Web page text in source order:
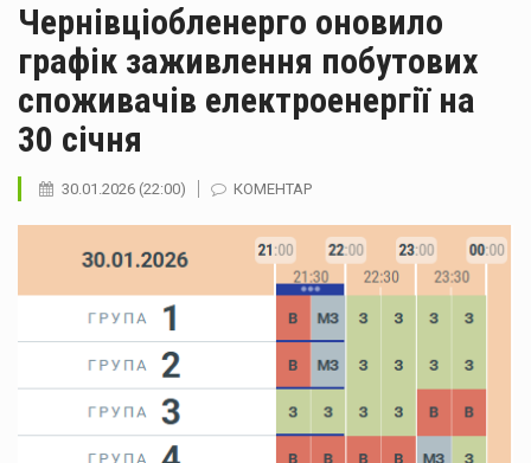
Чернівціобленерго оновило
графік заживлення побутових
споживачів електроенергії на
30 січня
30.01.2026 (22:00) КОМЕНТАР